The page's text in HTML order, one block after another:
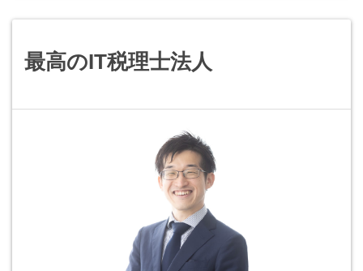
最高のIT税理士法人